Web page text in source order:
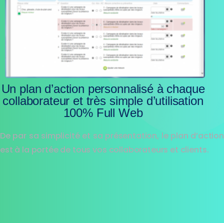
Un plan d’action personnalisé à chaque
collaborateur et très simple d’utilisation
100% Full Web
De par sa simplicité et sa présentation, le plan d’action
est à la portée de tous vos collaborateurs et clients.